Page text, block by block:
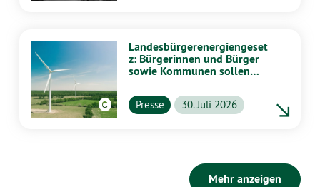
Landesbürgerenergiengeset
z: Bürgerinnen und Bürger
sowie Kommunen sollen
profitieren
Presse 30. Juli 2026
Mehr anzeigen